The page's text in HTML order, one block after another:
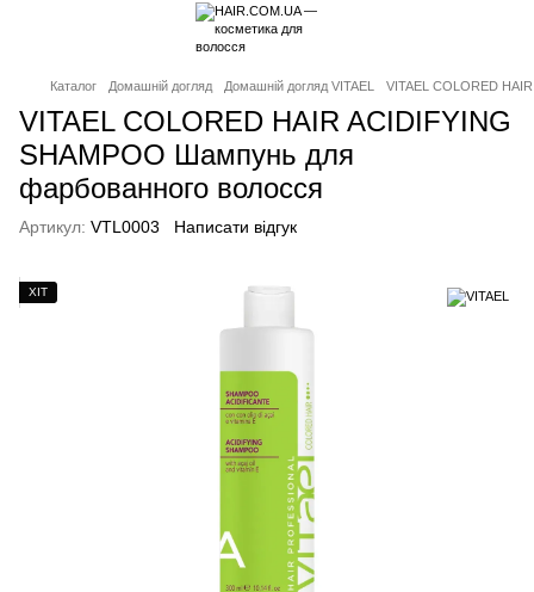
Каталог Домашній догляд Домашній догляд VITAEL VITAEL COLORED
VITAEL COLORED HAIR ACIDIFYING
SHAMPOO Шампунь для
фарбованного волосся
Артикул: VTL0003 Написати відгук
ХІТ